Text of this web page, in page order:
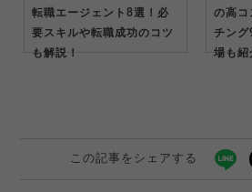
転職エージェント8選！必
要スキルや転職成功のコツ
も解説！
の高コ
チング
場も紹
この記事をシェアする